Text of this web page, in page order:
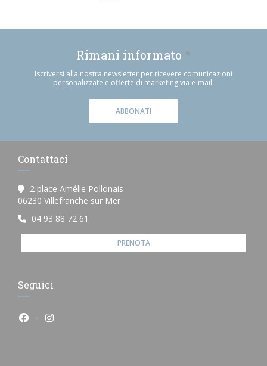
Rimani informato *
Iscriversi alla nostra newsletter per ricevere comunicazioni
personalizzate e offerte di marketing via e-mail.
ABBONATI
Contattaci
2 place Amélie Pollonais
06230 Villefranche sur Mer((apre una nuova finestra))
04 93 88 72 61
PRENOTA
Seguici
Facebook ((apre una nuova finestra))
Instagram ((apre una nuova finestra))